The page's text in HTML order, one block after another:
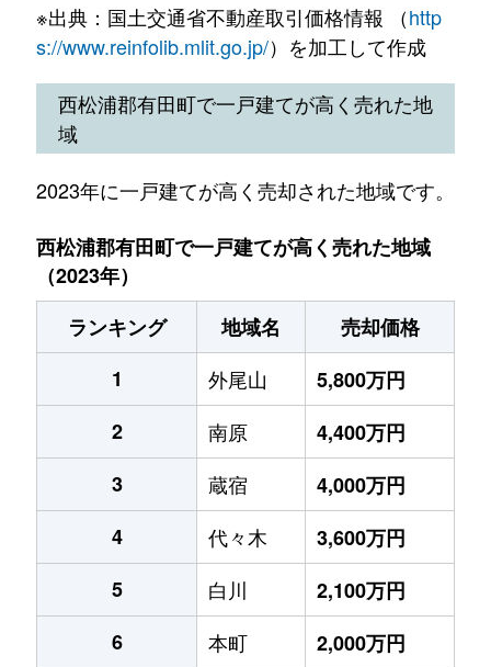
※出典：国土交通省不動産取引価格情報 （http
s://www.reinfolib.mlit.go.jp/）を加工して作成
西松浦郡有田町で一戸建てが高く売れた地
域
2023年に一戸建てが高く売却された地域です。
西松浦郡有田町で一戸建てが高く売れた地域
（2023年）
ランキング
地域名
売却価格
1
外尾山
5,800万円
2
南原
4,400万円
3
蔵宿
4,000万円
4
代々木
3,600万円
5
白川
2,100万円
6
本町
2,000万円